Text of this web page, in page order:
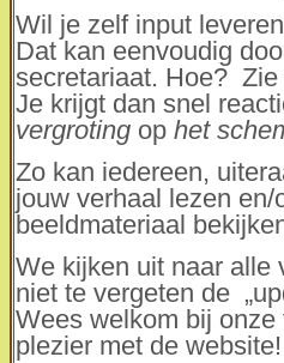
Wil je zelf input
Dat kan eenvoudig
secretariaat. Hoe? Zie
Je krijgt dan snel
vergroting op het
Zo kan iedereen,
jouw verhaal lezen
beeldmateriaal
We kijken uit naar alle
niet te vergeten de
Wees welkom bij onze
plezier met de website!